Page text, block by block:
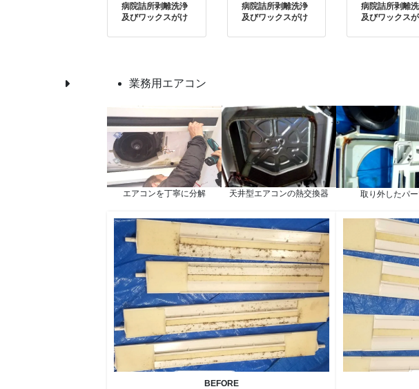
病院詰所剥離洗浄
及びワックスがけ
病院詰所剥離洗浄
及びワックスがけ
病院詰所剥離
及びワックス
業務用エアコン
エアコンを丁寧に分解 天井型エアコンの熱交換器 取り外したパ
BEFORE